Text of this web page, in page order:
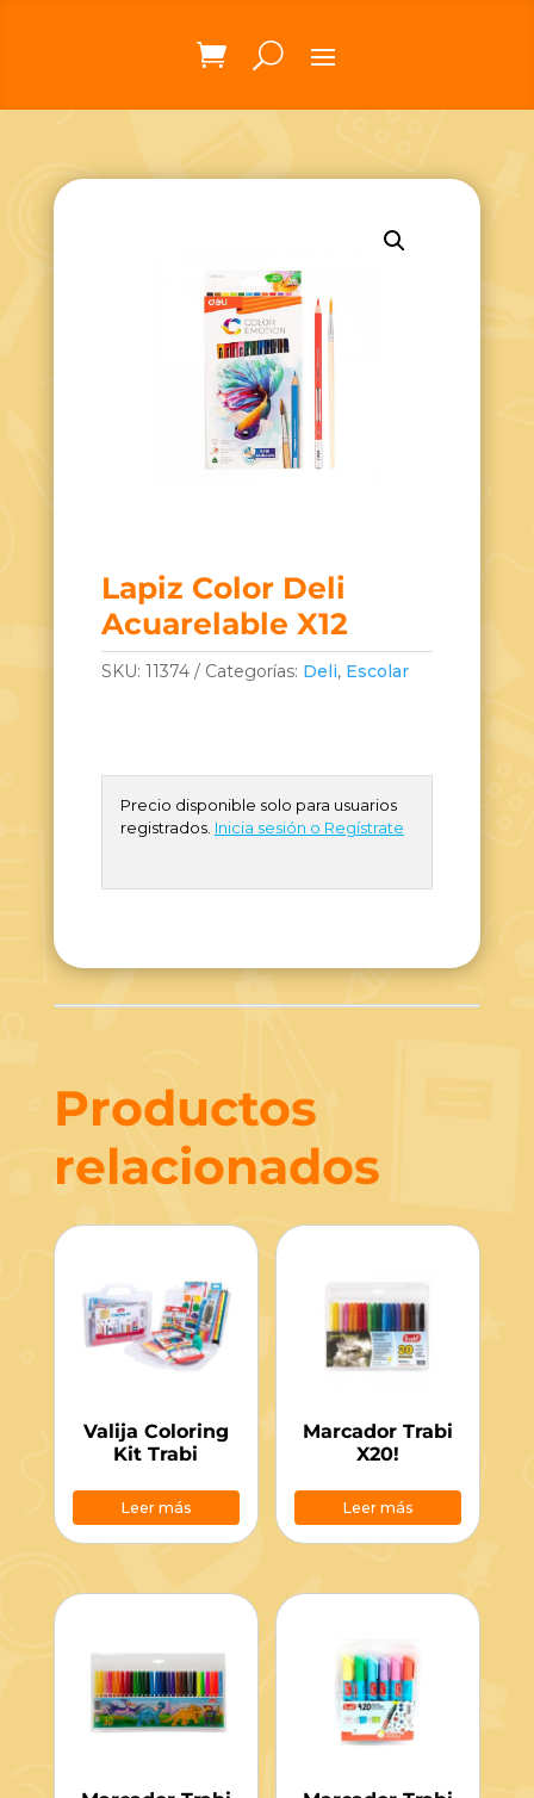
Lapiz Color Deli
Acuarelable X12
SKU: 11374 Categorías: Deli, Escolar
Precio disponible solo para usuarios
registrados. Inicia sesión o Regístrate
Productos
relacionados
Valija Coloring
Kit Trabi
Leer más
Marcador Trabi
X20!
Leer más